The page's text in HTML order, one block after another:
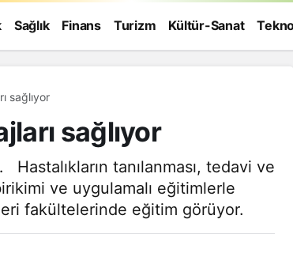
Sağlık Finans Turizm Kültür-Sanat
sağlıyor
sağlıyor
tanılanması, tedavi ve
ve uygulamalı eğitimlerle
fakültelerinde eğitim görüyor.